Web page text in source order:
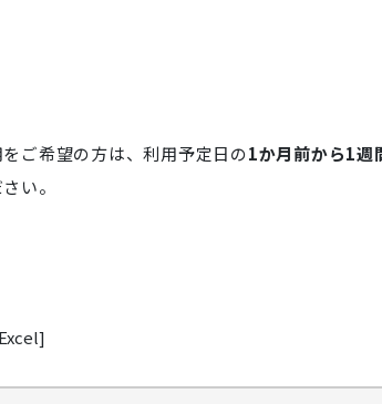
ご希望の方は、利用予定日の1か月前から1週
い。